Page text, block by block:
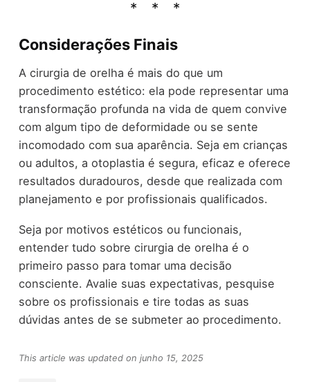
Considerações Finais
A cirurgia de orelha é mais do que um
procedimento estético: ela pode representar uma
transformação profunda na vida de quem convive
com algum tipo de deformidade ou se sente
incomodado com sua aparência. Seja em crianças
ou adultos, a otoplastia é segura, eficaz e oferece
resultados duradouros, desde que realizada com
planejamento e por profissionais qualificados.
Seja por motivos estéticos ou funcionais,
entender tudo sobre cirurgia de orelha é o
primeiro passo para tomar uma decisão
consciente. Avalie suas expectativas, pesquise
sobre os profissionais e tire todas as suas
dúvidas antes de se submeter ao procedimento.
This article was updated on junho 15, 2025